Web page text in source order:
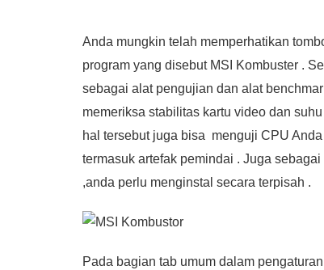
Anda mungkin telah memperhatikan
program yang disebut MSI Kombuster .
sebagai alat pengujian dan alat
memeriksa stabilitas kartu video dan
hal tersebut juga bisa menguji CPU
termasuk artefak pemindai . Juga
,anda perlu menginstal secara terpisah .
Pada bagian tab umum dalam